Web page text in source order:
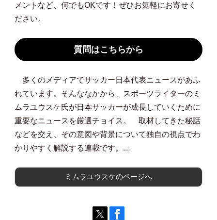
メントなど、何でもOKです！ぜひお気軽にお寄せく
ださい。
質問はこちらから
多くのメディアでサッカー日本代表ニュースがあふ
れています。そんななかから、スポーツライターのミ
ムラユウスケ氏が日本サッカーが成長していくために
重要なニュースを厳選チョイス。 取材してきた秘話
などを交え、その意図や背景について独自の視点でわ
かりやすく解説する連載です。...
ミムラユウスケのページへ